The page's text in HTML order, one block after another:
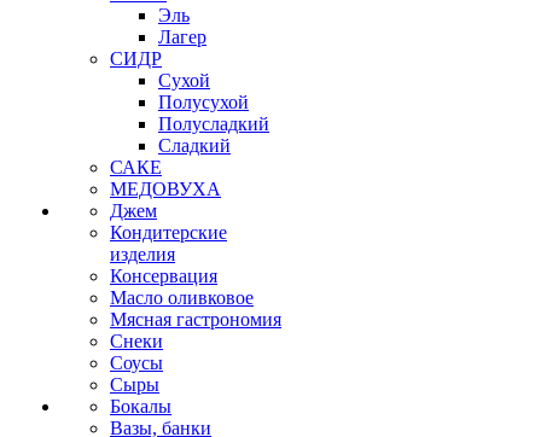
Эль
Лагер
СИДР
Сухой
Полусухой
Полусладкий
Сладкий
САКЕ
МЕДОВУХА
Джем
Кондитерские
изделия
Консервация
Масло оливковое
Мясная гастрономия
Снеки
Соусы
Сыры
Бокалы
Вазы, банки